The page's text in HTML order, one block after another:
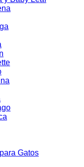
Gatos